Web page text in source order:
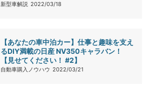
新型車解説 2022/03/18
【あなたの車中泊カー】仕事と趣味を支え
るDIY満載の日産 NV350キャラバン！
【見せてください！ #2】
自動車購入ノウハウ 2022/03/21